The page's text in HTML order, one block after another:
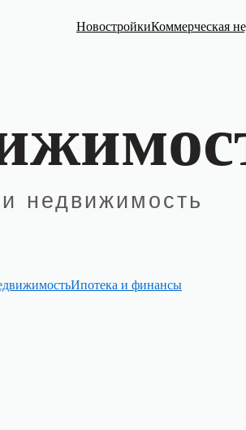
НовостройкиКоммерческая
Ипотека и финансы